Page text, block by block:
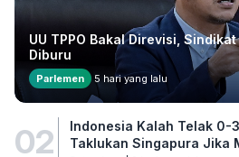
UU TPPO Bakal Direvisi,
Diburu
Parlemen 5 hari yang lalu
02
Indonesia Kalah Telak 0-
Taklukan Singapura Jika